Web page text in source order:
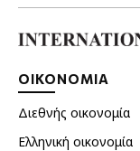
ΟΙΚΟΝΟΜΙΑ
Διεθνής οικονομία
Ελληνική οικονομία